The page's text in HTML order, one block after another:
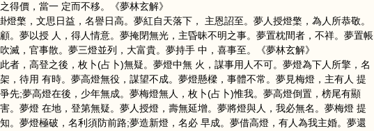
得價，當一 定而不移。《夢林玄解》
燈檠，文思日益，名譽日高。夢紅自天落下， 主恩詔至。夢人授燈檠，為人所恭敬。
。夢以授 人，得人情意。夢掩閉無光，主昏昧不明之事。夢置枕間者，不祥。夢置帳
滅，官事散。夢三燈並列，大富貴。夢持手 中，喜事至。《夢林玄解》
者，高登之後，枚卜(占卜)無疑。夢燈中無 火，謀事用人不可。夢燈為下人所擎，名
，待用 有時。夢高燈無役，謀望不成。夢燈懸樑，事體不常。夢見梅燈，主有人 提
先;夢高燈在後，少年無成。夢梅燈無人，枚卜(占卜)惟我。夢高燈倒置，榜尾有顯
。夢燈 在地，登第無疑。夢人授燈，壽無延增。夢將燈與人，我必無名。夢梅燈 提
。夢燈極破，名利須防前路;夢造新燈，名必 早成。夢借高燈，有人為我主婚。夢還
鼠 牛 虎